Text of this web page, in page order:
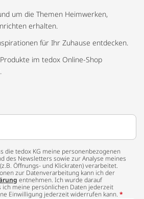
um die Themen Heimwerken,
erhalten.
für Ihr Zuhause entdecken.
im tedox Online-Shop
die tedox KG meine personenbezogenen
des Newsletters sowie zur Analyse meines
Öffnungs- und Klickraten) verarbeitet.
zur Datenverarbeitung kann ich der
entnehmen. Ich wurde darauf
ich meine persönlichen Daten jederzeit
Einwilligung jederzeit widerrufen kann. *